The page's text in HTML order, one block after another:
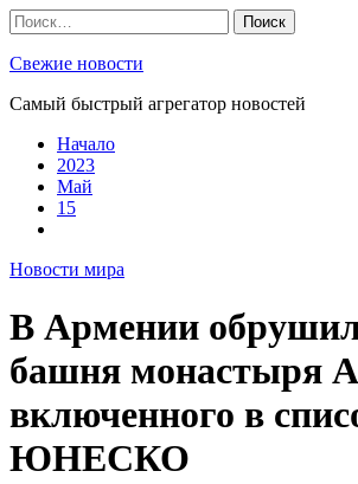
Skip
to
content
Найти:
Свежие новости
Самый быстрый агрегатор новостей
Начало
2023
Май
15
Новости мира
В Армении
башня монастыря
включенного в
ЮНЕСКО